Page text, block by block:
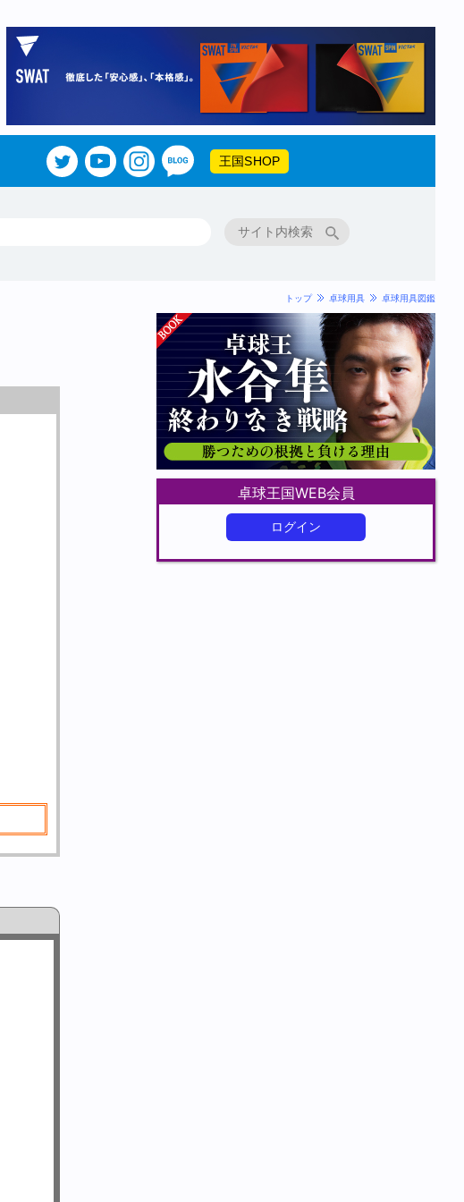
王国SHOP
トップ 卓球用具 卓球用具図鑑
卓球王国WEB会員
ログイン